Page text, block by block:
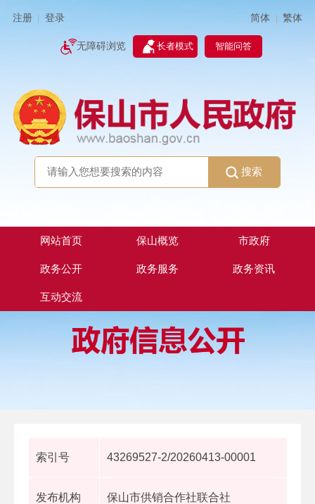
注册 登录 简体 | 繁体
无障碍浏览 长者模式 智能问答
搜索
网站首页 保山概览 市政府
政务公开 政务服务 政务资讯
互动交流
索引号 43269527-2/20260413-00001
发布机构 保山市供销合作社联合社